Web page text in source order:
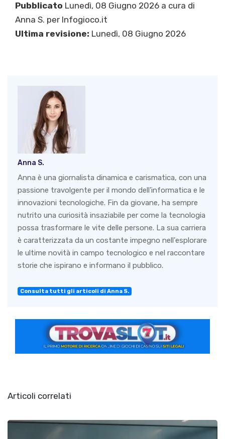
Pubblicato Lunedì, 08 Giugno 2026 a cura di
Anna S. per Infogioco.it
Ultima revisione: Lunedì, 08 Giugno 2026
Anna S.
Anna è una giornalista dinamica e carismatica, con una
passione travolgente per il mondo dell'informatica e le
innovazioni tecnologiche. Fin da giovane, ha sempre
nutrito una curiosità insaziabile per come la tecnologia
possa trasformare le vite delle persone. La sua carriera
è caratterizzata da un costante impegno nell'esplorare
le ultime novità in campo tecnologico e nel raccontare
storie che ispirano e informano il pubblico.
Consulta tutti gli articoli di Anna S.
Articoli correlati